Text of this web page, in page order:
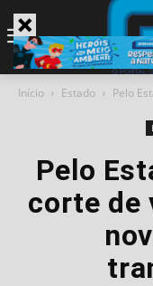
Início Estado Pelo
Pelo
corte de